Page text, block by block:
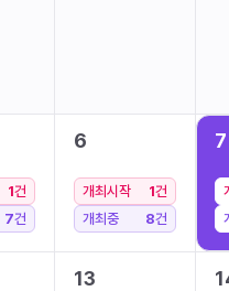
1건
7건
6
개최시작 1건
개최중
8건
7
13